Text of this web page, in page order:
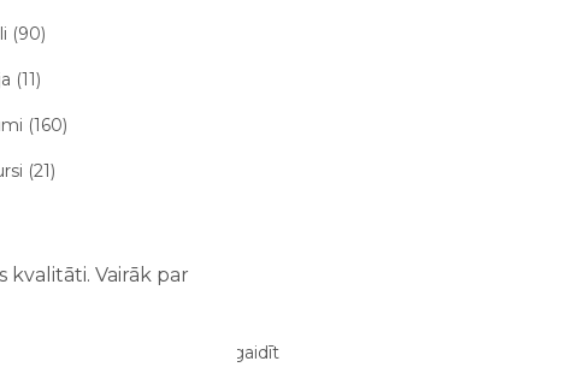
(90)
(11)
(160)
(21)
reize atrakciju parkā – ko sagaidīt
kvalitāti. Vairāk par